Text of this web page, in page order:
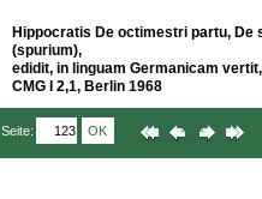
Hippocratis De octimestri partu, De
(spurium),
edidit, in linguam Germanicam
CMG I 2,1, Berlin 1968
Seite: OK